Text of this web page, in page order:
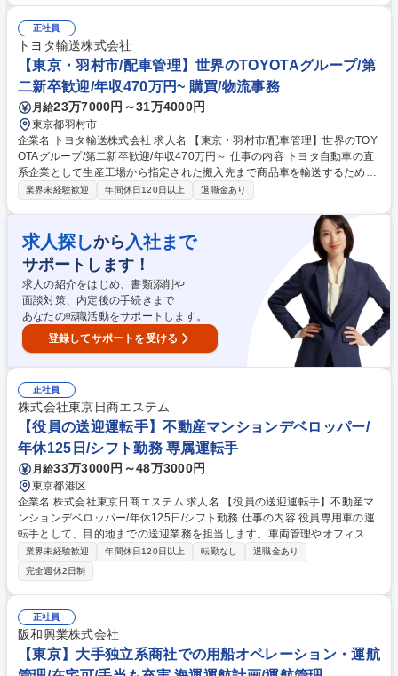
新規ビジネス、社内アフターフォロー部門への引継ぎ ■各部門との連携・
トラブル対応 ■顧客の事業計画や国際輸送課題のヒアリング ■課題解決に
向けた輸送方法の組み立て、提案 【特徴】分業制ではなく一気通貫で顧客
担当/輸出入のうち、輸入が約8割/海上運送の割合が高い/英語はメールの
読み書き中心で会話機会少なめ 募集職種 東京【フォワーダー営業】年休1
25日/土日祝休み/英語が活かせる
正社員
トヨタ輸送株式会社
【東京・羽村市/配車管理】世界のTOYOTAグループ/第
二新卒歓迎/年収470万円~ 購買/物流事務
月給23万7000円～31万4000円
東京都羽村市
企業名 トヨタ輸送株式会社 求人名 【東京・羽村市/配車管理】世界のTOY
OTAグループ/第二新卒歓迎/年収470万円～ 仕事の内容 トヨタ自動車の直
系企業として生産工場から指定された搬入先まで商品車を輸送するための
オペレーションをお任せ。効率よく配送するために積む車種の組み合わせ
送指示、交通・運行状況の確認や納期管理、他拠点や他社の配車係との連
携などが主な業務内容になります。 【やりがい】配送の際、キャリアカー
の高さや積載総重量などが法律の規定内に収まるよう、車種の組み合わせ
や積荷の高さ重さなど指示を出す必要があります。これは当社事業におい
て必要不可欠であり、極めて重要なポジションなので、とてもやりがいを
感じられる仕事です！ 募集職種 【東京・羽村市/配車管理】世界のTOYOT
Aグループ/第二新卒歓迎/年収470万円～
業界未経験歓迎 年間休日120日以上 退職金あり
求人探しから 入社まで
サポートします！
求人の紹介をはじめ、書類添削や
面談対策、内定後の手続きまで
あなたの転職活動をサポートします。
登録してサポートを受ける
正社員
株式会社東京日商エステム
【役員の送迎運転手】不動産マンションデベロッパー/
年休125日/シフト勤務 専属運転手
月給33万3000円～48万3000円
東京都港区
企業名 株式会社東京日商エステム 求人名 【役員の送迎運転手】不動産マ
ンションデベロッパー/年休125日/シフト勤務 仕事の内容 役員専用車の運
転手として、目的地までの送迎業務を担当します。車両管理やオフィス間
の送迎、出張時の空港送迎、会食やゴルフ等のイベント時の送迎など、役
員のスケジュールに合わせた安全な移動を支えて頂きます 【詳細】以下の
業務を中心にお任せします。 ■役員専用車の運転による目的地への確実な
送迎■車両の清掃、洗車、車検、メンテナンス等の管理業務■都内中心のオ
フィス間移動や空港への送迎対応■会食、地鎮祭、ゴルフ接待等のイベン
ト時の送迎■目的地までの最適なルート選定と安全確認■待機時間中の車両
内外の美化維持 変更の範囲：当社業務全般 募集職種 【役員の送迎運転
手】不動産マンションデベロッパー/年休125日/シフト勤務
業界未経験歓迎 年間休日120日以上 転勤なし
退職金あり
完全週休2日制
正社員
阪和興業株式会社
【東京】大手独立系商社での用船オペレーション・運航